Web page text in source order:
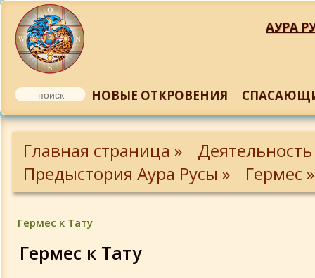
АУРА
НОВЫЕ ОТКРОВЕНИЯ
Главная страница »
Предыстория Аура Русы »
Гермес »
Гермес к Тату
Гермес к Тату
Пэмандр - пастырь человеческий
Вселенская речь
Триждывеличайшего
Кубок, или Единство